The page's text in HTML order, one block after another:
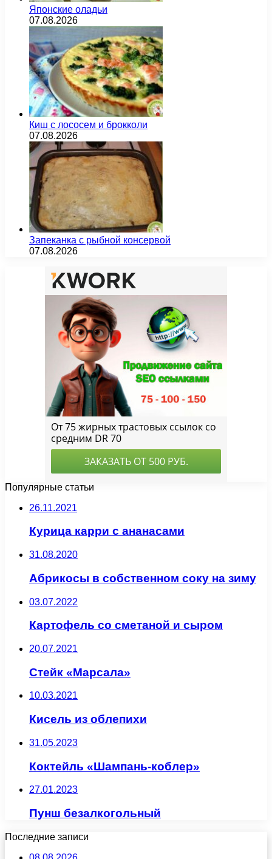
Японские оладьи
07.08.2026
Киш с лососем и брокколи
07.08.2026
Запеканка с рыбной консервой
07.08.2026
Популярные статьи
26.11.2021
Курица карри с ананасами
31.08.2020
Абрикосы в собственном соку на зиму
03.07.2022
Картофель со сметаной и сыром
20.07.2021
Стейк «Марсала»
10.03.2021
Кисель из облепихи
31.05.2023
Коктейль «Шампань-коблер»
27.01.2023
Пунш безалкогольный
Последние записи